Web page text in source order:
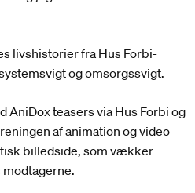
livshistorier fra Hus Forbi-
og omsorgssvigt.
AniDox teasers via Hus Forbi og
af animation og video
billedside, som vækker